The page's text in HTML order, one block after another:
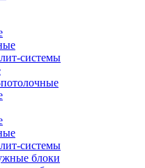
системы
системы
блоки